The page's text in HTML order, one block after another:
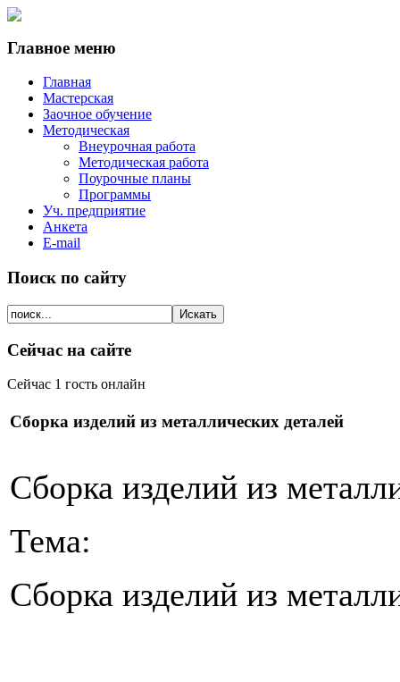
Главное меню
Главная
Мастерская
Заочное обучение
Методическая
Внеурочная работа
Методическая работа
Поурочные планы
Программы
Уч. предприятие
Анкета
E-mail
Поиск по сайту
Сейчас на сайте
Сейчас 1 гость онлайн
Сборка изделий из металлических деталей
Сборка изделий из
Тема:
Сборка изделий из